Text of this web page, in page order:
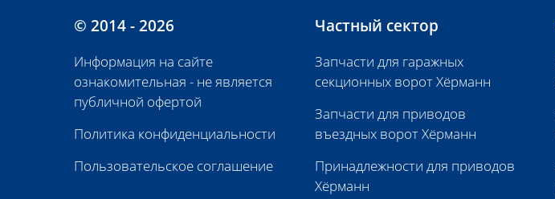
© 2014 - 2026
Информация на сайте
ознакомительная - не является
публичной офертой
Политика конфиденциальности
Пользовательское соглашение
Частный сектор
Запчасти для гаражных
секционных ворот Хёрманн
Запчасти для приводов
въездных ворот Хёрманн
Принадлежности для приводов
Хёрманн